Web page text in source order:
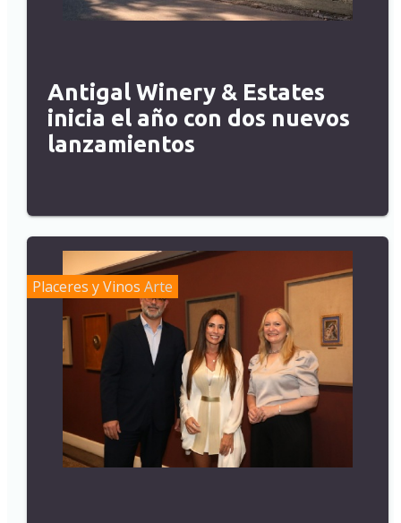
Antigal Winery & Estates
inicia el año con dos nuevos
lanzamientos
Placeres y Vinos Arte